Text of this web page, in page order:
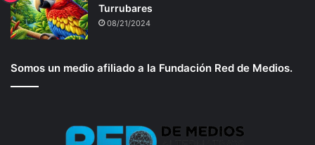
Turrubares
08/21/2024
Somos un medio afiliado a la Fundación Red de Medios.